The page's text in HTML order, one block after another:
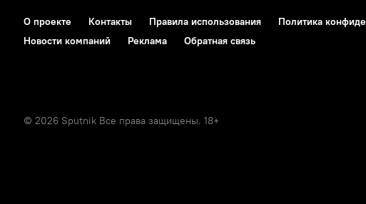
О проекте Контакты Правила использования Политика
Новости компаний
Реклама Обратная связь
© 2026 Sputnik Все права защищены. 18+